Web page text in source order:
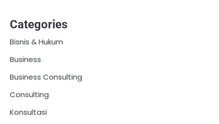
Categories
Bisnis & Hukum
Business
Business Consulting
Consulting
Konsultasi